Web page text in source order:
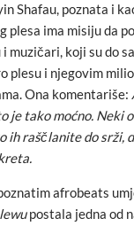
Shafau, poznata i
plesa ima misiju da
muzičari, koji su do
plesu i njegovim
Ona komentariše:
tako moćno. Neki
ih raščlanite do srži,
afrobeats
postala jedna od